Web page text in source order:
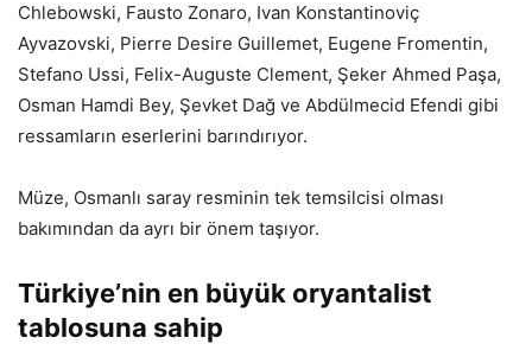
Chlebowski, Fausto Zonaro, Ivan Konstantinoviç
Ayvazovski, Pierre Desire Guillemet, Eugene Fromentin,
Stefano Ussi, Felix-Auguste Clement, Şeker Ahmed Paşa,
Osman Hamdi Bey, Şevket Dağ ve Abdülmecid Efendi gibi
ressamların eserlerini barındırıyor.
Müze, Osmanlı saray resminin tek temsilcisi olması
bakımından da ayrı bir önem taşıyor.
Türkiye’nin en büyük oryantalist
tablosuna sahip